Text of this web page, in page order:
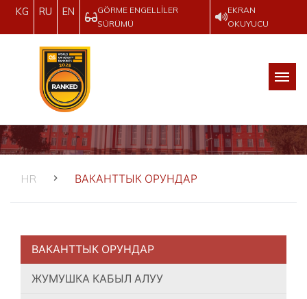
KG RU EN
GÖRME ENGELLILER
SÜRÜMÜ
EKRAN
OKUYUCU
HR ВАКАНТТЫК ОРУНДАР
ВАКАНТТЫК ОРУНДАР
ЖУМУШКА КАБЫЛ АЛУУ